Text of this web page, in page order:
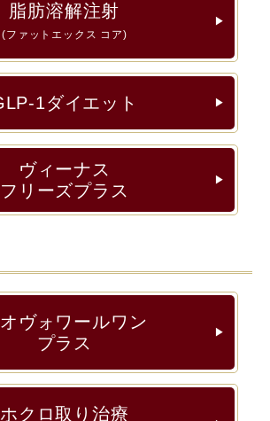
脂肪溶解注射
(ファットエックス コア)
▶︎
1ダイエット ▶︎
ヴィーナス
フリーズプラス
▶︎
ヴォワールワン
プラス
▶︎
ホクロ取り治療